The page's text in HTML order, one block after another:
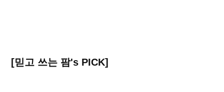
[믿고 쓰는 팜's PICK]